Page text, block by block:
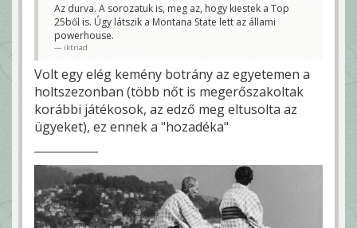
Az durva. A sorozatuk is, meg az, hogy kiestek a Top
25ből is. Úgy látszik a Montana State lett az állami
powerhouse.
iktriad
Volt egy elég kemény botrány az egyetemen a
holtszezonban (több nőt is megerőszakoltak
korábbi játékosok, az edző meg eltusolta az
ügyeket), ez ennek a "hozadéka"